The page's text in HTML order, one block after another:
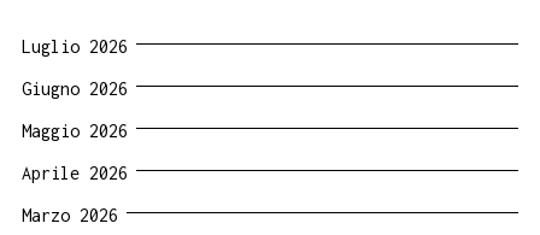
Luglio 2026
Giugno 2026
Maggio 2026
Aprile 2026
Marzo 2026